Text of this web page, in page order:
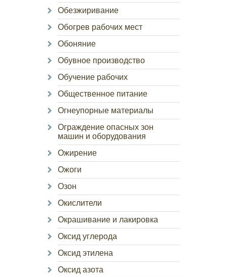
Обезжиривание
Обогрев рабочих мест
Обоняние
Обувное производство
Обучение рабочих
Общественное питание
Огнеупорные материалы
Ограждение опасных зон
машин и оборудования
Ожирение
Ожоги
Озон
Окислители
Окрашивание и лакировка
Оксид углерода
Оксид этилена
Оксид азота